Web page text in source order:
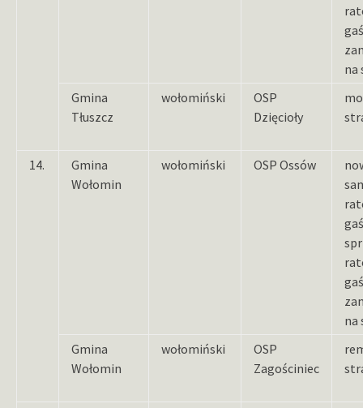
na
Gmina
Tłuszcz
wołomiński
OSP
Dzięcioły
14.
Gmina
Wołomin
wołomiński OSP Ossów
na
Gmina
Wołomin
wołomiński
OSP
Zagościniec